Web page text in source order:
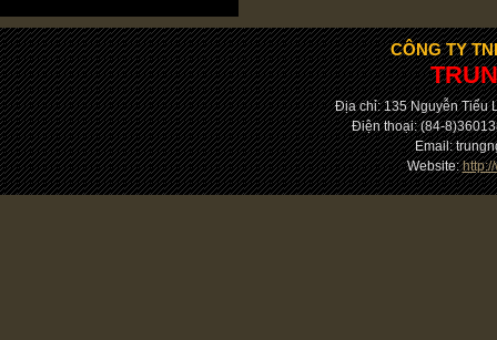
CÔNG TY
Địa chỉ: 135 Nguyễn Tiểu
Điện thoại: (84-
Email:
Website: